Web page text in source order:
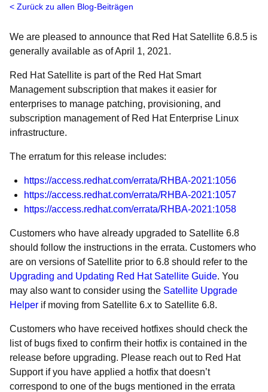
Zurück zu allen Blog-Beiträgen
We are pleased to announce that Red Hat Satellite 6.8.5 is
generally available as of April 1, 2021.
Red Hat Satellite is part of the Red Hat Smart
Management subscription that makes it easier for
enterprises to manage patching, provisioning, and
subscription management of Red Hat Enterprise Linux
infrastructure.
The erratum for this release includes:
https://access.redhat.com/errata/RHBA-2021:1056
https://access.redhat.com/errata/RHBA-2021:1057
https://access.redhat.com/errata/RHBA-2021:1058
Customers who have already upgraded to Satellite 6.8
should follow the instructions in the errata. Customers who
are on versions of Satellite prior to 6.8 should refer to the
Upgrading and Updating Red Hat Satellite Guide. You
may also want to consider using the Satellite Upgrade
Helper if moving from Satellite 6.x to Satellite 6.8.
Customers who have received hotfixes should check the
list of bugs fixed to confirm their hotfix is contained in the
release before upgrading. Please reach out to Red Hat
Support if you have applied a hotfix that doesn’t
correspond to one of the bugs mentioned in the errata